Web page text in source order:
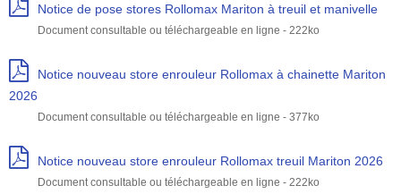
Notice de pose stores Rollomax Mariton à treuil et manivelle
Document consultable ou téléchargeable en ligne - 222ko
Notice nouveau store enrouleur Rollomax à chainette Mariton
2026
Document consultable ou téléchargeable en ligne - 377ko
Notice nouveau store enrouleur Rollomax treuil Mariton 2026
Document consultable ou téléchargeable en ligne - 222ko